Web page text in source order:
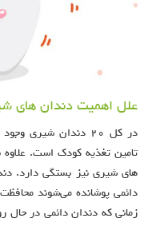
علل اهمیت دندان های
در کل ۲۰ دندان
تامین تغذیه کودک است.
های شیری نیز بستگی دارد.
دائمی پوشانده می‌شوند
زمانی که دندان دائمی در